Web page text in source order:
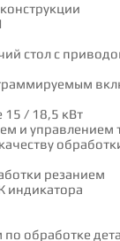
стол с
15 / 18,5 кВт
и управлением
резанием
индикатора
oбpaбoткe